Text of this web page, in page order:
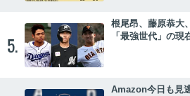
5.
根尾昂、藤原恭大
「最強世代」の現
Amazon今日も見